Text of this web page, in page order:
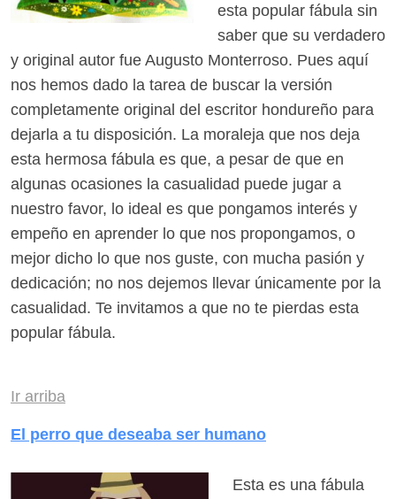
esta popular fábula sin
saber que su verdadero
y original autor fue Augusto Monterroso. Pues aquí
nos hemos dado la tarea de buscar la versión
completamente original del escritor hondureño para
dejarla a tu disposición. La moraleja que nos deja
esta hermosa fábula es que, a pesar de que en
algunas ocasiones la casualidad puede jugar a
nuestro favor, lo ideal es que pongamos interés y
empeño en aprender lo que nos propongamos, o
mejor dicho lo que nos guste, con mucha pasión y
dedicación; no nos dejemos llevar únicamente por la
casualidad. Te invitamos a que no te pierdas esta
popular fábula.
Ir arriba
El perro que deseaba ser humano
Esta es una fábula